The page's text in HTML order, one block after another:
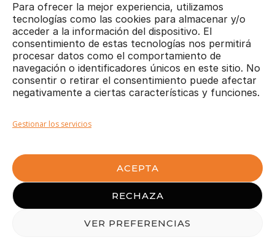
Para ofrecer la mejor experiencia, utilizamos
tecnologías como las cookies para almacenar y/o
acceder a la información del dispositivo. El
consentimiento de estas tecnologías nos permitirá
procesar datos como el comportamiento de
navegación o identificadores únicos en este sitio. No
consentir o retirar el consentimiento puede afectar
negativamente a ciertas características y funciones.
Gestionar los servicios
ACEPTA
RECHAZA
VER PREFERENCIAS
FISIOSPORT Maresme © 2025 - Todos los
derechos reservados
Pl. Romà Piera i Arcal 4
Local 26 (Galerías La Lió)
08330 PREMIÀ DE MAR